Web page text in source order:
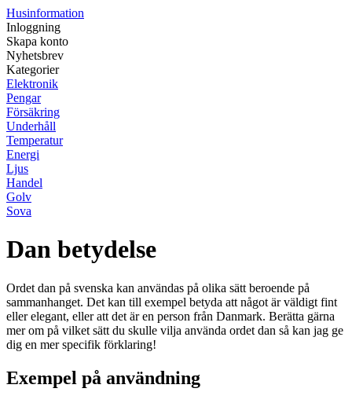
Husinformation
Inloggning
Skapa konto
Nyhetsbrev
Kategorier
Elektronik
Pengar
Försäkring
Underhåll
Temperatur
Energi
Ljus
Handel
Golv
Sova
Dan betydelse
Ordet dan på svenska kan användas på olika sätt beroende på
sammanhanget. Det kan till exempel betyda att något är väldigt fint
eller elegant, eller att det är en person från Danmark. Berätta gärna
mer om på vilket sätt du skulle vilja använda ordet dan så kan jag ge
dig en mer specifik förklaring!
Exempel på användning